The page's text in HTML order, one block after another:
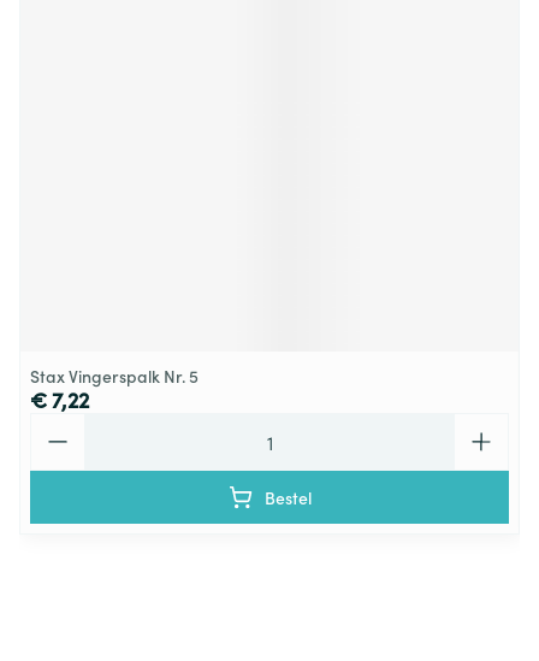
Stax Vingerspalk Nr. 5
€ 7,22
Bestel